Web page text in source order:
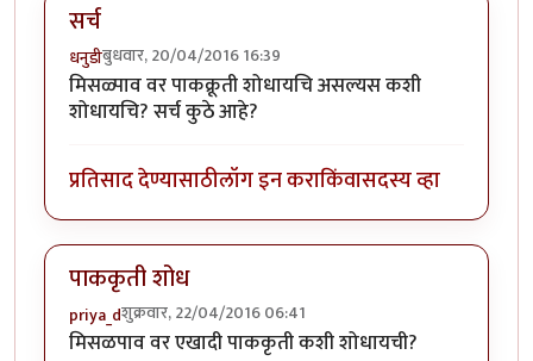
सर्च
धनुडीबुधवार, 20/04/2016 16:39
मिसळ्पाव वर पाकक्रूती शोधायचि असल्यस कशी
शोधायचि? सर्च कुठे आहे?
प्रतिसाद देण्यासाठीलॉग इन कराकिंवासदस्य व्हा
पाककृती शोध
priya_dशुक्रवार, 22/04/2016 06:41
मिसळपाव वर एखादी पाककृती कशी शोधायची?